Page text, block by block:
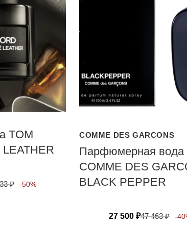
TOM
₽ -50%
COMME DES GARCONS
Парфюмерная вода
COMME DES
BLACK PEPPER
27 500₽47 463₽ -